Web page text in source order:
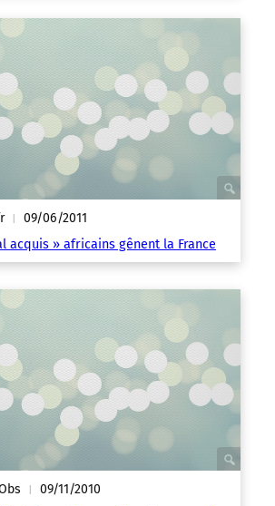
| 09/06/2011
acquis » africains gênent la France
| 09/11/2010